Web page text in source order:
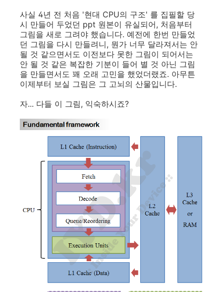
사실 4년 전 처음 '현대 CPU의 구조' 를 집필할 당
시 만들어 두었던 ppt 원본이 유실되어, 처음부터
그림을 새로 그려야 했습니다. 예전에 한번 만들었
던 그림을 다시 만들려니, 뭔가 너무 달라져서는 안
될 것 같으면서도 이전보다 못한 그림이 되어서는
안 될 것 같은 복잡한 기분이 들어 별 것 아닌 그림
을 만들면서도 꽤 오래 고민을 했었더랬죠. 아무튼
이제부터 보실 그림은 그 고뇌의 산물입니다.
자... 다들 이 그림, 익숙하시죠?